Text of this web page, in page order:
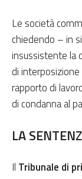
Le società
chiedendo – in
insussistente la
di
rapporto di
di condanna al
LA
Il Tribunale di